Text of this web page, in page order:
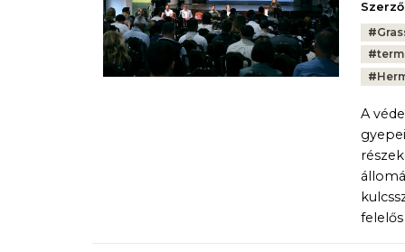
Tags:
#
#
#
A